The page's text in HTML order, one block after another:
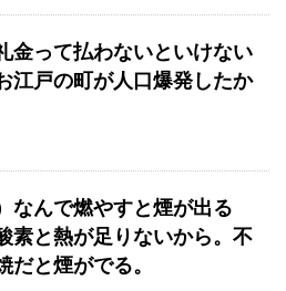
金って払わないといけない
江戸の町が人口爆発したか
なんで燃やすと煙が出る
素と熱が足りないから。不
だと煙がでる。